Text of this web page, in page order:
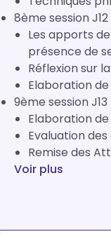
8ème session J12
Les apports
présence de
Réflexion sur
Elaboration
9ème session J13
Elaboration
Evaluation des
Remise des
Voir plus